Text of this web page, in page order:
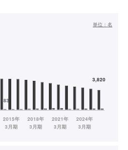
単位： 名